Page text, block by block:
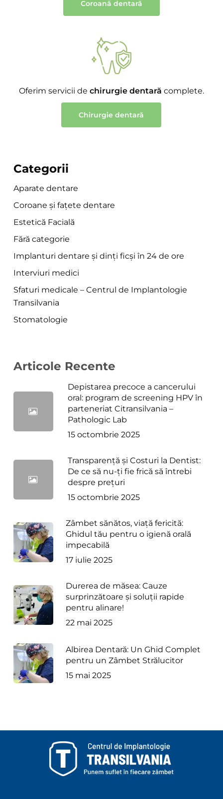
Coroană dentară
Oferim servicii de chirurgie dentară complete.
Chirurgie dentară
Categorii
Aparate dentare
Coroane și fațete dentare
Estetică Facială
Fără categorie
Implanturi dentare și dinți ficși în 24 de ore
Interviuri medici
Sfaturi medicale – Centrul de Implantologie
Transilvania
Stomatologie
Articole Recente
Depistarea precoce a cancerului
oral: program de screening HPV în
parteneriat Citransilvania –
Pathologic Lab
15 octombrie 2025
Transparență și Costuri la Dentist:
De ce să nu-ți fie frică să întrebi
despre prețuri
15 octombrie 2025
Zâmbet sănătos, viață fericită:
Ghidul tău pentru o igienă orală
impecabilă
17 iulie 2025
Durerea de măsea: Cauze
surprinzătoare și soluții rapide
pentru alinare!
22 mai 2025
Albirea Dentară: Un Ghid Complet
pentru un Zâmbet Strălucitor
15 mai 2025